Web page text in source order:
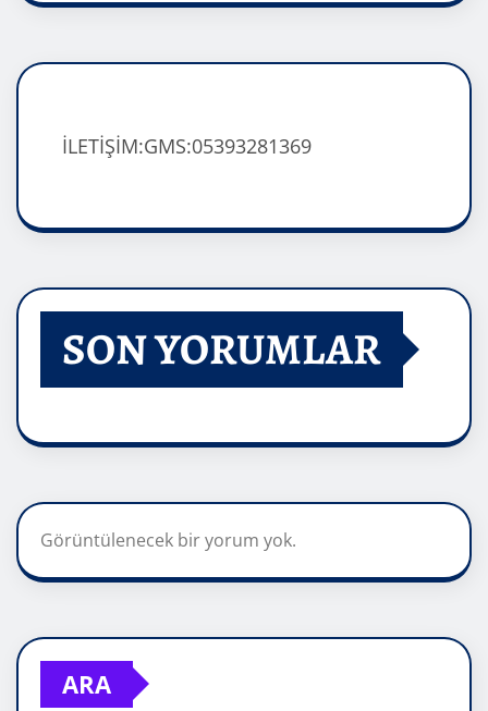
İLETİŞİM:GMS:05393281369
SON YORUMLAR
Görüntülenecek bir yorum yok.
ARA